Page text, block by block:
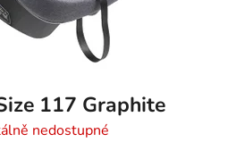
117 Graphite
nedostupné